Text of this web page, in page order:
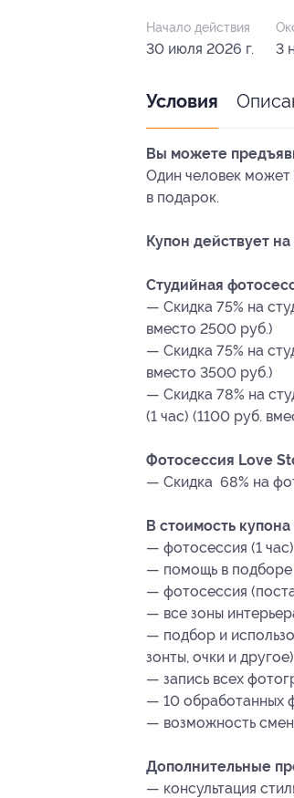
Начало действия
30 июля 2026 г. 3
Условия
Вы можете
Один человек может
в подарок.
Купон действует
Студийная
— Скидка 75% на
вместо 2500 руб.)
— Скидка 75% на
вместо 3500 руб.)
— Скидка 78% на
(1 час) (1100 руб.
Фотосессия Love
— Скидка 68% на
В стоимость
— фотосессия (1
— помощь в подборе
— фотосессия
— все зоны
— подбор и
зонты, очки и
— запись всех
— 10 обработанных
— возможность
Дополнительные
— консультация